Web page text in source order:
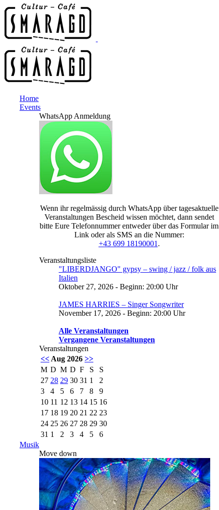
Home
Events
WhatsApp Anmeldung
Wenn ihr regelmässig durch WhatsApp über tagesaktuelle
Veranstaltungen Bescheid wissen möchtet, dann sendet
bitte Eure Telefonnummer entweder über das Formular im
Link oder als SMS an die Nummer:
+43 699 18190001 .
Veranstaltungsliste
"LIBERDJANGO" gypsy – swing / jazz / folk aus
Italien
Oktober 27, 2026 - Beginn: 20:00 Uhr
JAMES HARRIES – Singer Songwriter
November 17, 2026 - Beginn: 20:00 Uhr
Alle Veranstaltungen
Vergangene Veranstaltungen
Veranstaltungen
<< Aug 2026 >>
M D M D F S
S
27 28 29 30 31 1
2
3
4 5 6 7 8
9
10 11 12 13 14 15 16
17 18 19 20 21 22 23
24 25 26 27 28 29 30
31 1 2 3 4 5
6
Musik
Move down